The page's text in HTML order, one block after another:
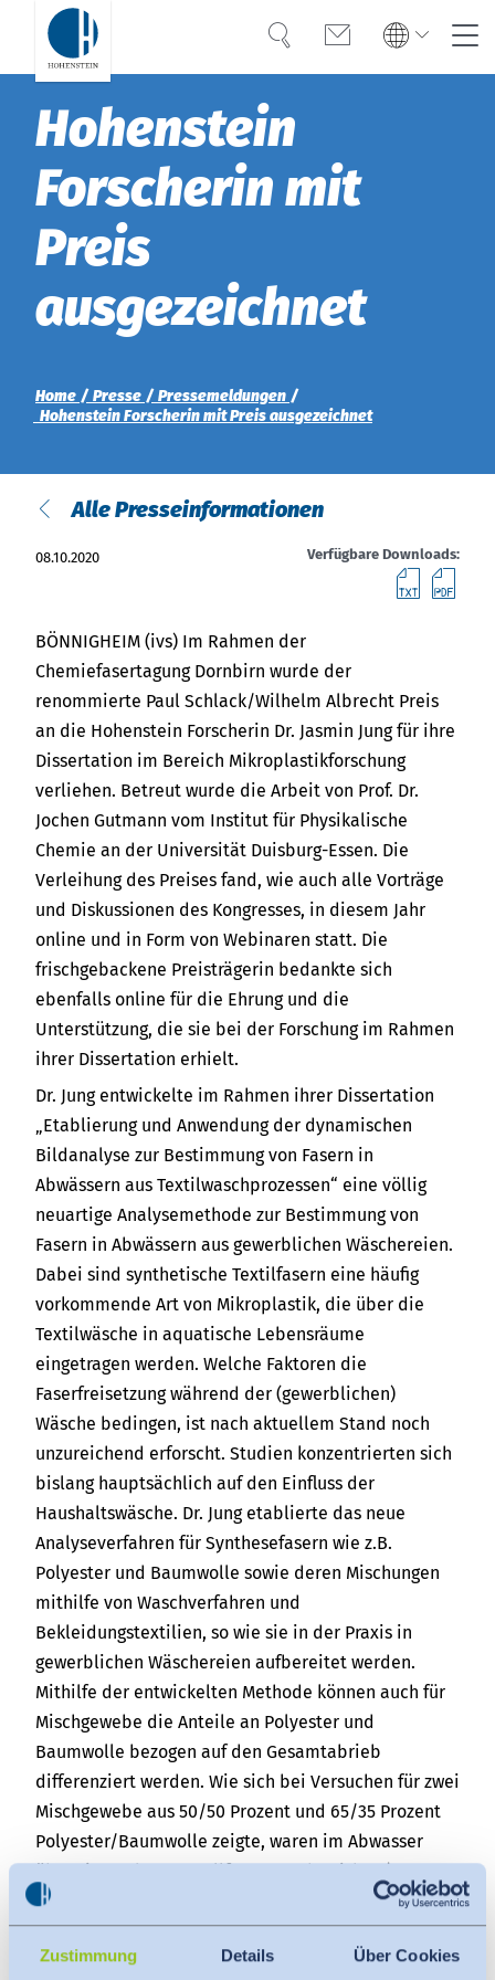
Zustimmung Details Über Cookies
Global
Deutsch
Americas
English
SucheKontakt
Deutsch
Türkiye
Americas
English
Việt Nam
中国
Kompetenz
Vertrauen
OEKO-TEX®
Karriere
Termine
Downloads
Presse
Kontakt
Newsletter
Home Presse
Pressemeldungen
Hohenstein Forscherin mit Preis ausgezeichnet
Hohenstein
Forscherin mit
Preis
ausgezeichnet
Alle Presseinformationen
08.10.2020 Verfügbare Downloads:
BÖNNIGHEIM (ivs) Im Rahmen der
Chemiefasertagung Dornbirn wurde der
renommierte Paul Schlack/Wilhelm Albrecht Preis
an die Hohenstein Forscherin Dr. Jasmin Jung für ihre
Dissertation im Bereich Mikroplastikforschung
verliehen. Betreut wurde die Arbeit von Prof. Dr.
Jochen Gutmann vom Institut für Physikalische
Chemie an der Universität Duisburg-Essen. Die
Verleihung des Preises fand, wie auch alle Vorträge
und Diskussionen des Kongresses, in diesem Jahr
online und in Form von Webinaren statt. Die
frischgebackene Preisträgerin bedankte sich
ebenfalls online für die Ehrung und die
Unterstützung, die sie bei der Forschung im Rahmen
ihrer Dissertation erhielt.
Dr. Jung entwickelte im Rahmen ihrer Dissertation
„Etablierung und Anwendung der dynamischen
Bildanalyse zur Bestimmung von Fasern in
Abwässern aus Textilwaschprozessen“ eine völlig
neuartige Analysemethode zur Bestimmung von
Fasern in Abwässern aus gewerblichen Wäschereien.
Dabei sind synthetische Textilfasern eine häufig
vorkommende Art von Mikroplastik, die über die
Textilwäsche in aquatische Lebensräume
eingetragen werden. Welche Faktoren die
Faserfreisetzung während der (gewerblichen)
Wäsche bedingen, ist nach aktuellem Stand noch
unzureichend erforscht. Studien konzentrierten sich
bislang hauptsächlich auf den Einfluss der
Haushaltswäsche. Dr. Jung etablierte das neue
Analyseverfahren für Synthesefasern wie z.B.
Polyester und Baumwolle sowie deren Mischungen
mithilfe von Waschverfahren und
Bekleidungstextilien, so wie sie in der Praxis in
gewerblichen Wäschereien aufbereitet werden.
Mithilfe der entwickelten Methode können auch für
Mischgewebe die Anteile an Polyester und
Baumwolle bezogen auf den Gesamtabrieb
differenziert werden. Wie sich bei Versuchen für zwei
Mischgewebe aus 50/50 Prozent und 65/35 Prozent
Polyester/Baumwolle zeigte, waren im Abwasser
Prozent). Der Abrieb enthielt nur einen geringen
Anteil an Polyesterfasern (ca. 10 Prozent).